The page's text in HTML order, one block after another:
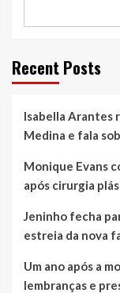
Recent Posts
Isabella Arantes
Medina e fala
Monique Evans
após cirurgia
Jeninho fecha
estreia da nova
Um ano após a
lembranças e